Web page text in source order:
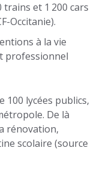
et 1 200 cars
Occitanie).
à la vie
professionnel
100 lycées publics,
De là
rénovation,
scolaire (source